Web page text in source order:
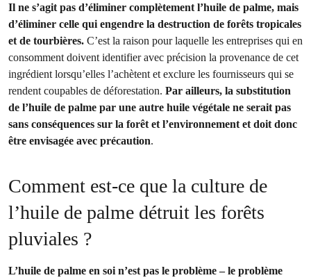
Il ne s’agit pas d’éliminer complètement l’huile de palme, mais
d’éliminer celle qui engendre la destruction de forêts tropicales
et de tourbières. C’est la raison pour laquelle les entreprises qui en
consomment doivent identifier avec précision la provenance de cet
ingrédient lorsqu’elles l’achètent et exclure les fournisseurs qui se
rendent coupables de déforestation. Par ailleurs, la substitution
de l’huile de palme par une autre huile végétale ne serait pas
sans conséquences sur la forêt et l’environnement et doit donc
être envisagée avec précaution.
Comment est-ce que la culture de
l’huile de palme détruit les forêts
pluviales ?
L’huile de palme en soi n’est pas le problème – le problème